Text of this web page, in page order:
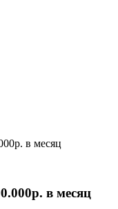
в месяц
в месяц